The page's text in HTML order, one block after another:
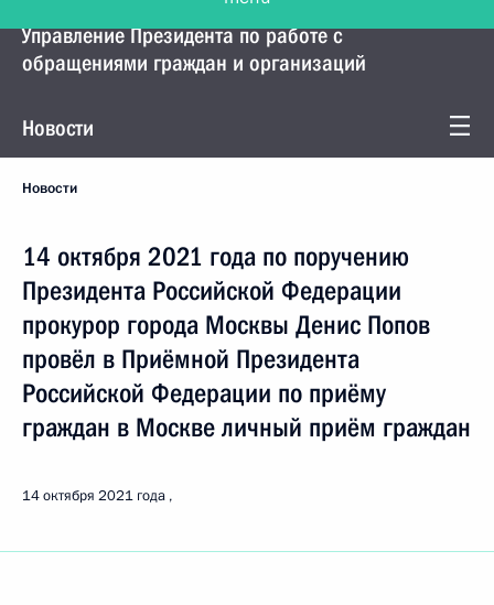
Управление Президента по работе с
обращениями граждан и организаций
Новости
Новости
14 октября 2021 года по поручению
Президента Российской Федерации
прокурор города Москвы Денис Попов
провёл в Приёмной Президента
Российской Федерации по приёму
граждан в Москве личный приём граждан
14 октября 2021 года